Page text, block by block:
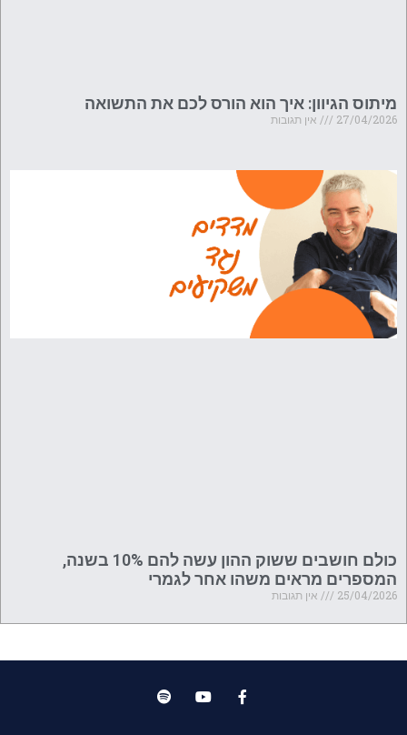
מיתוס הגיוון: איך הוא הורס לכם את התשואה
27/04/2026 אין תגובות
כולם חושבים ששוק ההון עשה להם 10% בשנה,
המספרים מראים משהו אחר לגמרי
25/04/2026 אין תגובות